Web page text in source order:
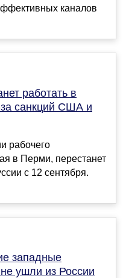
каналов
работать в
санкций США и
рабочего
в Перми, перестанет
с 12 сентября.
западные
ушли из России